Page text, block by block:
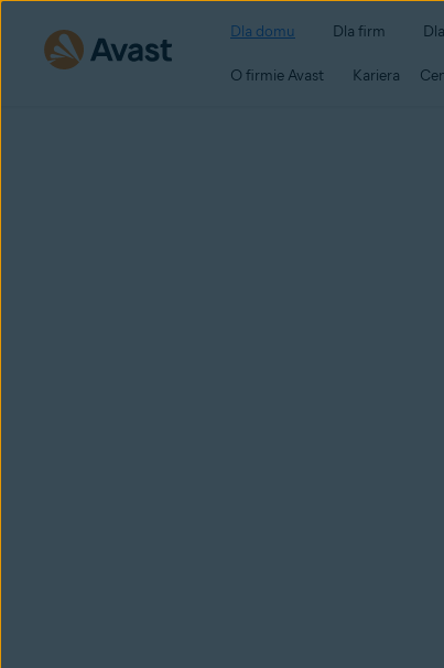
Dla domu Dla firm
O firmie Avast Kariera